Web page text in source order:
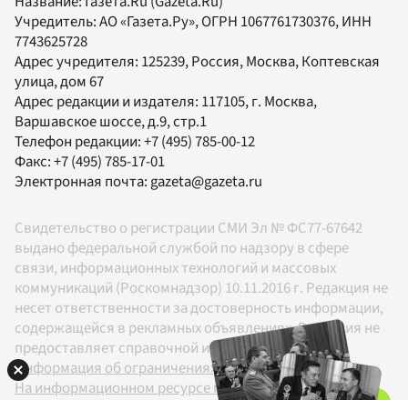
Учредитель:АО «Газета.Ру», ОГРН 1067761730376, ИНН
7743625728
Адрес учредителя: 125239, Россия, Москва, Коптевская
улица, дом 67
Адрес редакции и издателя: 117105, г. Москва,
Варшавское шоссе, д.9, стр.1
Телефон редакции:+7 (495) 785-00-12
Факс:+7 (495) 785-17-01
Электронная почта:gazeta@gazeta.ru
Свидетельство о регистрации СМИ Эл № ФС77-67642
выдано федеральной службой по надзору в сфере
связи, информационных технологий и массовых
коммуникаций (Роскомнадзор) 10.11.2016 г. Редакция не
несет ответственности за достоверность информации,
содержащейся в рекламных объявлениях. Редакция не
предоставляет справочной информации.
Информация об ограничениях
На информационном ресурсе применяются